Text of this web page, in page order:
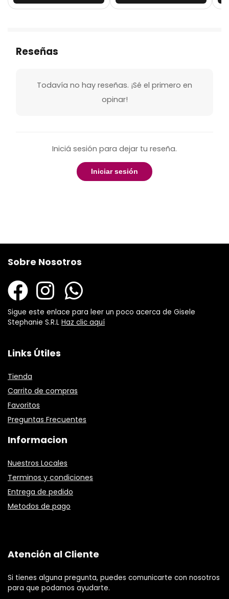
Reseñas
Todavía no hay reseñas. ¡Sé el primero en
opinar!
Iniciá sesión para dejar tu reseña.
Iniciar sesión
Sobre Nosotros
Sigue este enlace para leer un poco acerca de Gisele
Stephanie S.R.L Haz clic aquí
Links Útiles
Tienda
Carrito de compras
Favoritos
Preguntas Frecuentes
Informacion
Nuestros Locales
Terminos y condiciones
Entrega de pedido
Metodos de pago
Atención al Cliente
Si tienes alguna pregunta, puedes comunicarte con nosotros
para que podamos ayudarte.